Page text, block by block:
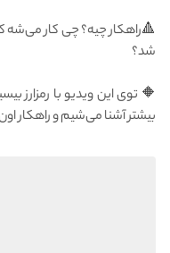
🔺راهکار چیه؟ چی کار می‌شه
شد؟
بیشتر آشنا می‌شیم و راهکار